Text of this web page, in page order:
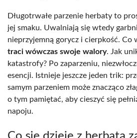
Długotrwałe parzenie herbaty to
jej smaku. Uwalniają się wtedy
nieprzyjemną gorycz i cierpkość. Co
traci wówczas swoje walory. Jak
katastrofy? Po zaparzeniu,
esencji. Istnieje jeszcze jeden trik:
samym parzeniem może znacząco
o tym pamiętać, aby cieszyć się
napoju.